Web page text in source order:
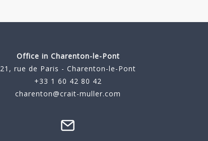
Office in Charenton-le-Pont
21, rue de Paris - Charenton-le-Pont
+33 1 60 42 80 42
charenton@crait-muller.com